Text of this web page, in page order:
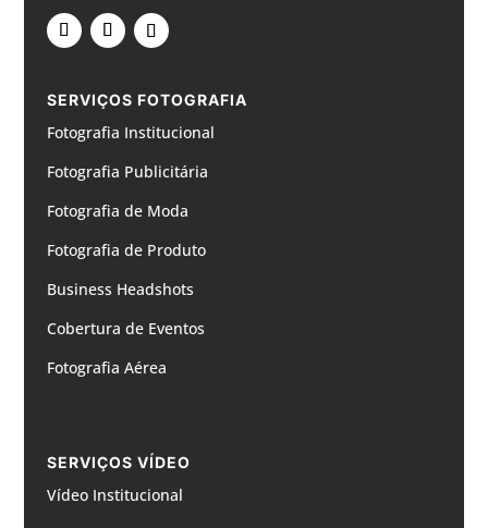
SERVIÇOS FOTOGRAFIA
Fotografia Institucional
Fotografia Publicitária
Fotografia de Moda
Fotografia de Produto
Business Headshots
Cobertura de Eventos
Fotografia Aérea
SERVIÇOS VÍDEO
Vídeo Institucional